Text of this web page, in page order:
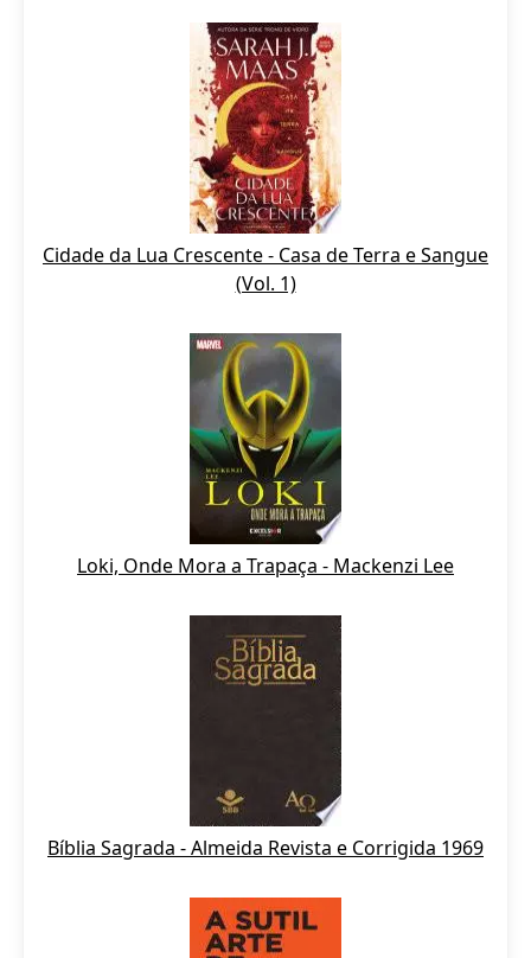
Cidade da Lua Crescente - Casa de Terra e Sangue
(Vol. 1)
Loki, Onde Mora a Trapaça - Mackenzi Lee
Bíblia Sagrada - Almeida Revista e Corrigida 1969